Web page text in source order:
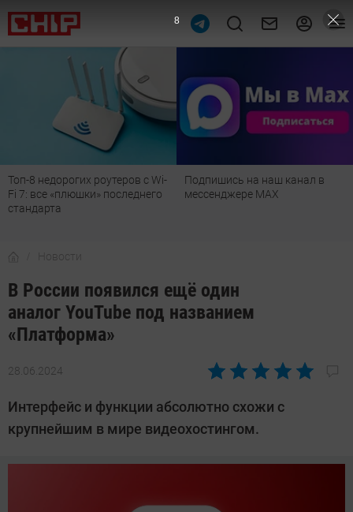
Подпишись на наш канал в
мессенджере МАХ
Рейтинг телевизоров 2026:
лучшие модели для
Новости
В России появился ещё один
аналог YouTube под названием
«Платформа»
28.06.2024
Автор:
Довлатова
Интерфейс и функции абсолютно схожи с
крупнейшим в мире видеохостингом.
7